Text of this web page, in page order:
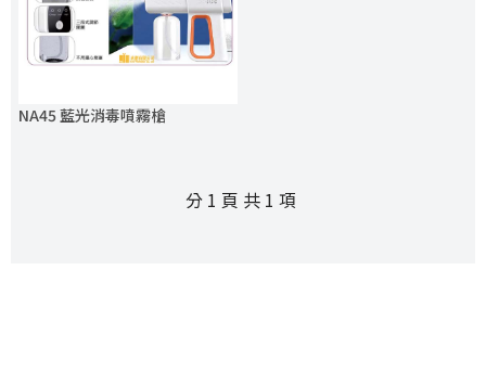
NA45 藍光消毒噴霧槍
分 1 頁 共 1 項